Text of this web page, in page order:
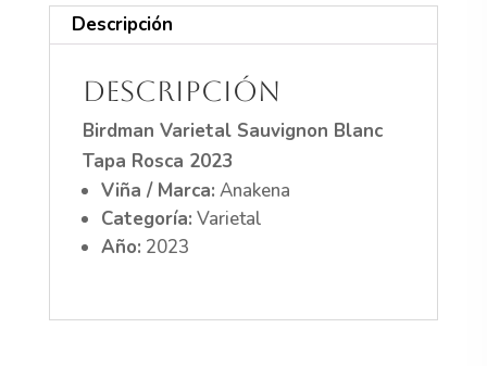
Descripción
Descripción
Birdman Varietal Sauvignon Blanc
Tapa Rosca 2023
Viña / Marca: Anakena
Categoría: Varietal
Año: 2023